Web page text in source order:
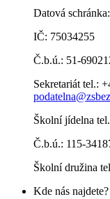
Datová
IČ: 75034255
Č.b.ú.: 51-
Sekretariát tel.:
Školní jídelna
Č.b.ú.: 115-
Školní družina
Kde nás najdete?